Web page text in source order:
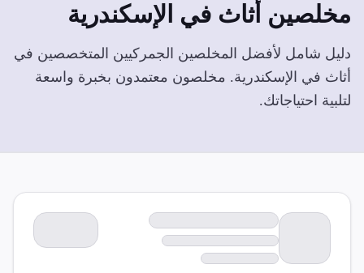
مخلصين أثاث في الإسكندرية
دليل شامل لأفضل المخلصين الجمركيين المتخصصين في
أثاث في الإسكندرية. مخلصون معتمدون بخبرة واسعة
لتلبية احتياجاتك.